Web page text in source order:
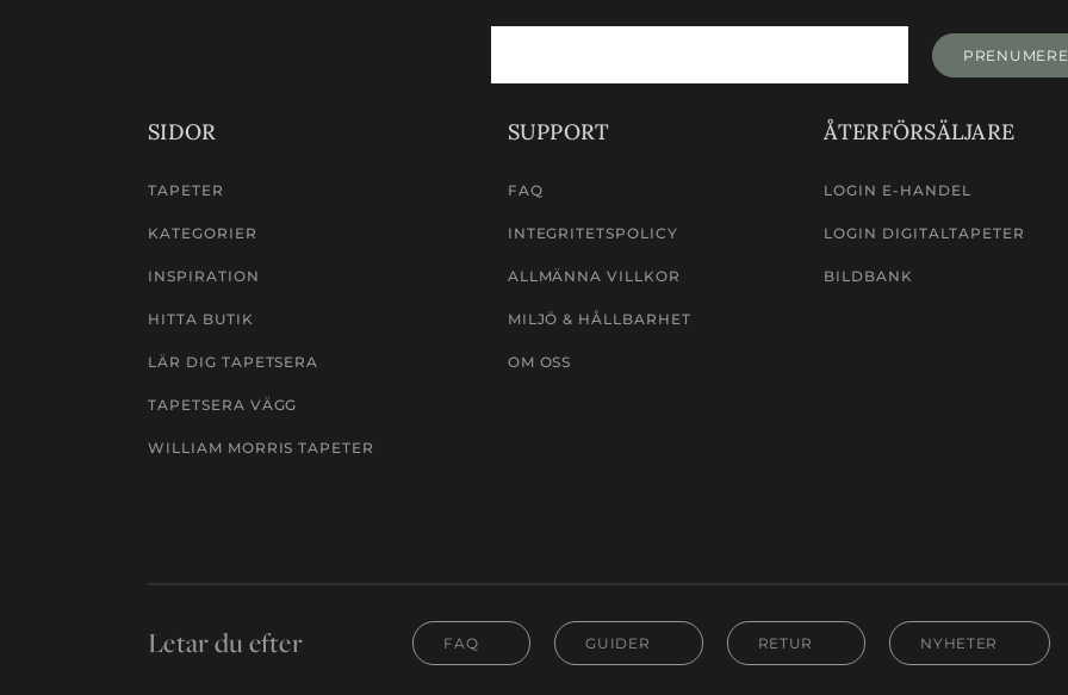
SIDOR
TAPETER
KATEGORIER
INSPIRATION
HITTA BUTIK
LÄR DIG TAPETSERA
TAPETSERA VÄGG
WILLIAM MORRIS TAPETER
SUPPORT
FAQ
INTEGRITETSPOLICY
ALLMÄNNA VILLKOR
MILJÖ & HÅLLBARHET
OM OSS
ÅTERFÖRSÄLJARE
LOGIN E-HANDEL
LOGIN DIGITALTAPETER
BILDBANK
Letar du efter FAQ GUIDER RETUR NYHETER